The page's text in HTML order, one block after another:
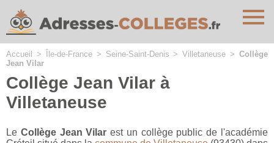
Accueil > Île-de-France> Seine-Saint-Denis >Villetaneuse > Collège
Jean Vilar
Collège Jean Vilar à
Villetaneuse
Le Collège Jean Vilar est un collège public de l'académie